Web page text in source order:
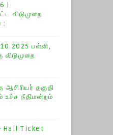
|
விடுமுறை
:
பள்ளி,
விடுமுறை
ஆசிரியர் தகுதி
உச்ச நீதிமன்றம்
Hall Ticket